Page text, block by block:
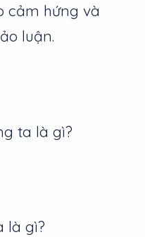
cảm hứng và
luận.
ta là gì?
là gì?